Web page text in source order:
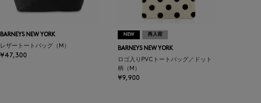
BARNEYS NEW YORK
レザートートバッグ（M）
¥47,300
NEW 再入荷
BARNEYS NEW YORK
ロゴ入りPVCトートバッグ／ドット
柄（M）
¥9,900